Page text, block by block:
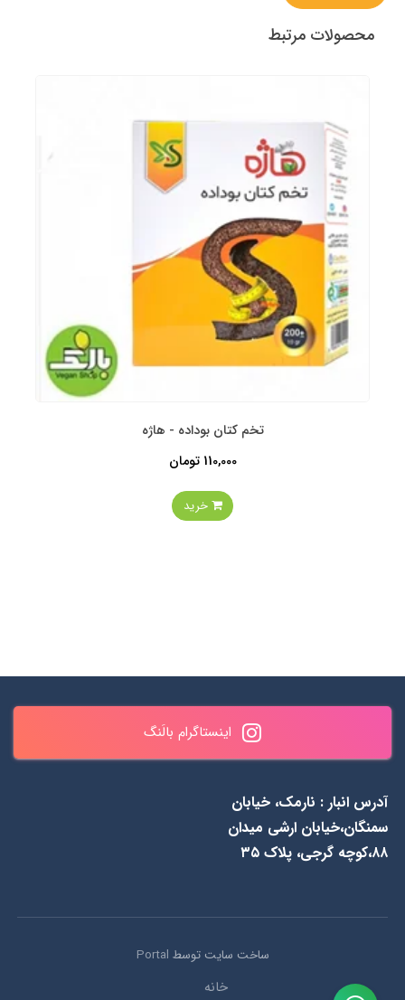
محصولات مرتبط
تخم کتان بوداده - هاژه
110,000 تومان
خرید
اینستاگرام بالَنگ
۵۵ ۴۸ ۰۹۱۲
آدرس انبار : نارمک، خیابان
سمنگان،خیابان ارشی میدان
۸۸،کوچه گرجی، پلاک ۳۵
ساخت سایت توسط Portal
خانه